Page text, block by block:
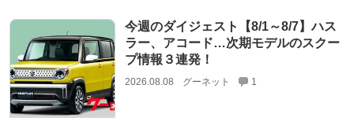
今週のダイジェスト【8/1～8/7】ハス
ラー、アコード…次期モデルのスクー
プ情報３連発！
2026.08.08 グーネット 1